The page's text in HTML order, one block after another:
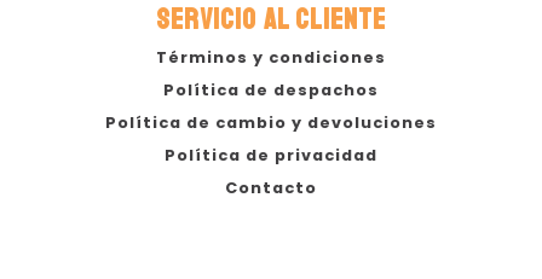
SERVICIO AL CLIENTE
Términos y condiciones
Política de despachos
Política de cambio y devoluciones
Política de privacidad
Contacto